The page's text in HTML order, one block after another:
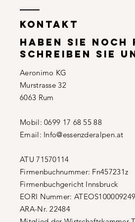
KONTAKT
Haben SIE NOCH
SCHREIBEN SIE
Aeronimo KG
Murstrasse 32
6063 Rum
Mobil: 0699 17 68 55 88
Email: Info@essenzderalpen.at
ATU 71570114
Firmenbuchnummer: Fn457231z
Firmenbuchgericht Innsbruck
EORI Nummer:
ARA-Nr. 22484